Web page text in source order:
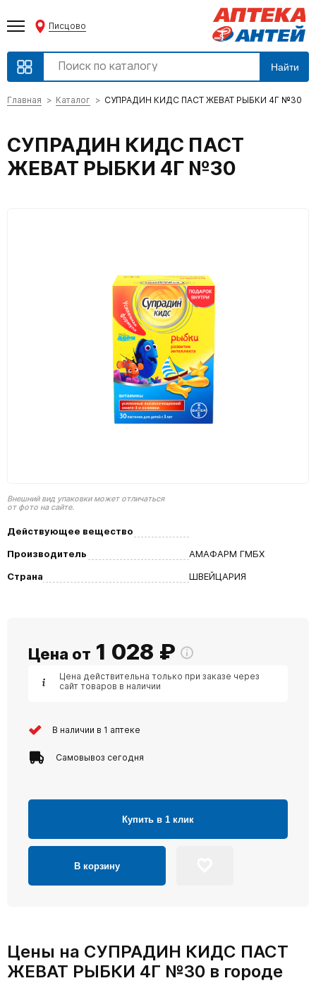
Писцово
Найти
Главная Каталог СУПРАДИН КИДС ПАСТ ЖЕВАТ РЫБКИ 4Г №30
СУПРАДИН КИДС ПАСТ
ЖЕВАТ РЫБКИ 4Г №30
Внешний вид упаковки может отличаться
от фото на сайте.
Действующее вещество
Производитель
АМАФАРМ ГМБХ
Страна
ШВЕЙЦАРИЯ
Цена от 1 028 ₽
Цена действительна только при заказе через
сайт товаров в наличии
В наличии в 1 аптеке
Самовывоз сегодня
Купить в 1 клик
В корзину
Цены на СУПРАДИН КИДС ПАСТ
ЖЕВАТ РЫБКИ 4Г №30 в городе